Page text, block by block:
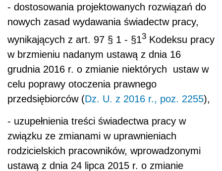
- dostosowania projektowanych rozwiązań do
nowych zasad wydawania świadectw pracy,
wynikających z art. 97 § 1 - §13 Kodeksu pracy
w brzmieniu nadanym ustawą z dnia 16
grudnia 2016 r. o zmianie niektórych ustaw w
celu poprawy otoczenia prawnego
przedsiębiorców (Dz. U. z 2016 r., poz. 2255),
- uzupełnienia treści świadectwa pracy w
związku ze zmianami w uprawnieniach
rodzicielskich pracowników, wprowadzonymi
ustawą z dnia 24 lipca 2015 r. o zmianie